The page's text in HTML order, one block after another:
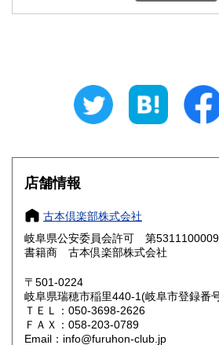
800円 三重
大阪府
奈良県 800円
鳥取県 800円 島根
岡山県
山口県 800円
店舗情報
古本倶楽部株式会社
岐阜県公安委員会許可 第
書籍商 古本倶楽部株式会社
〒501-0224
岐阜県瑞穂市稲里440-1(岐阜市登録番
ＴＥＬ：050-3698-2626
ＦＡＸ：058-203-0789
Email：info@furuhon-club.jp